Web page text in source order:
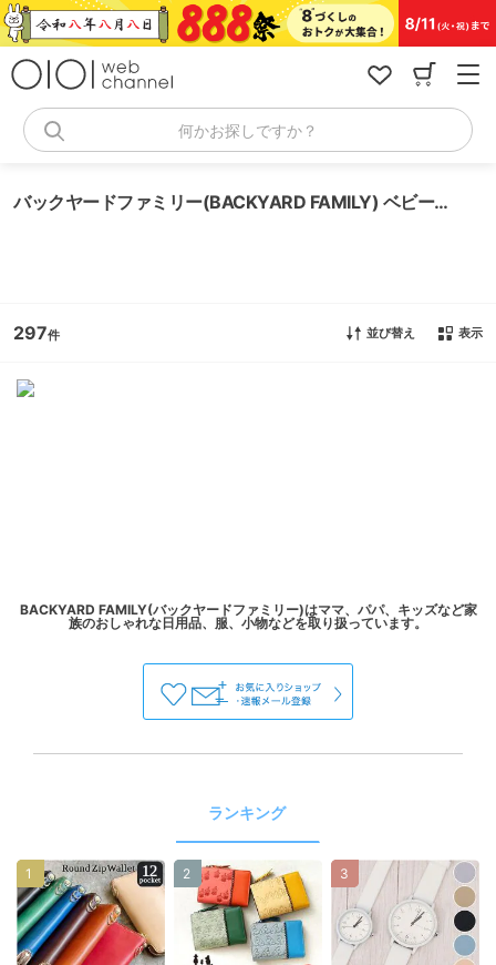
コ
ン
何かお探しですか？
バックヤードファミリー(BACKYARD FAMILY) ベビー用品・おもちゃ
297 並び替え 表示
BACKYARD FAMILY(バックヤードファミリー)はママ、パパ、キッズなど家
ランキング
1 2 3